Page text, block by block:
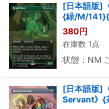
[日本語版]
{緑/M/
380円
在庫数 1点
状態：NM
[日本語版]
Servant》{